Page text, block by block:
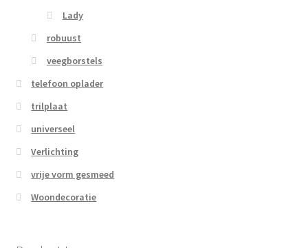
Lady
robuust
veegborstels
telefoon oplader
trilplaat
universeel
Verlichting
vrije vorm gesmeed
Woondecoratie